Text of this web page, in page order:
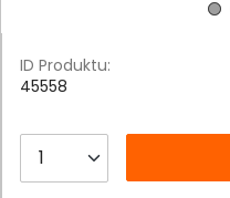
ID Produktu:
45558
__B2C.PRODUCT.QUANTITY